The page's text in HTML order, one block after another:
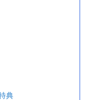
典